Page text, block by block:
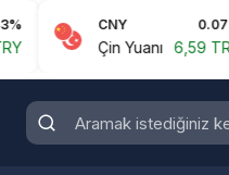
CNY 0.07%
Çin Yuanı 6,59 TRY